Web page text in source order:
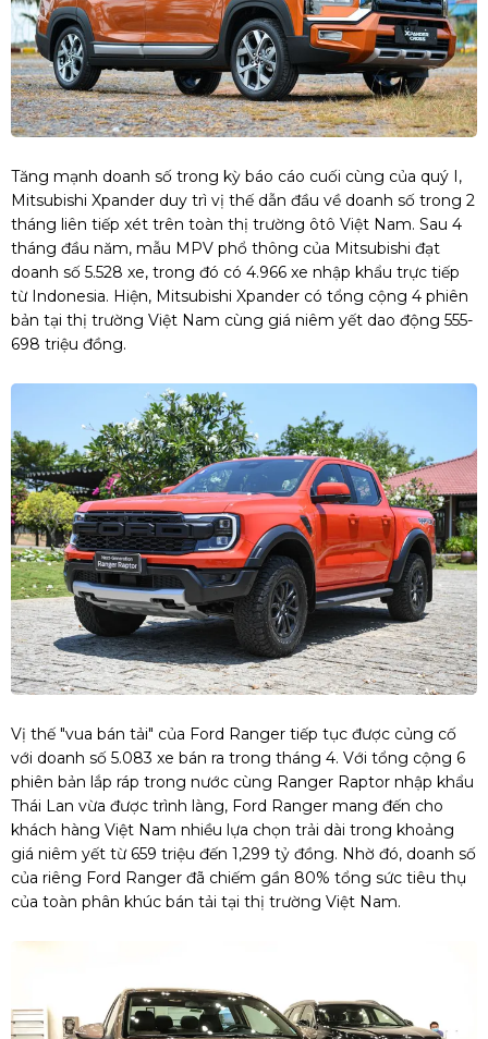
Tăng mạnh doanh số trong kỳ báo cáo cuối cùng của quý I,
Mitsubishi Xpander duy trì vị thế dẫn đầu về doanh số trong 2
tháng liên tiếp xét trên toàn thị trường ôtô Việt Nam. Sau 4
tháng đầu năm, mẫu MPV phổ thông của Mitsubishi đạt
doanh số 5.528 xe, trong đó có 4.966 xe nhập khẩu trực tiếp
từ Indonesia. Hiện, Mitsubishi Xpander có tổng cộng 4 phiên
bản tại thị trường Việt Nam cùng giá niêm yết dao động 555-
698 triệu đồng.
Vị thế "vua bán tải" của Ford Ranger tiếp tục được củng cố
với doanh số 5.083 xe bán ra trong tháng 4. Với tổng cộng 6
phiên bản lắp ráp trong nước cùng Ranger Raptor nhập khẩu
Thái Lan vừa được trình làng, Ford Ranger mang đến cho
khách hàng Việt Nam nhiều lựa chọn trải dài trong khoảng
giá niêm yết từ 659 triệu đến 1,299 tỷ đồng. Nhờ đó, doanh số
của riêng Ford Ranger đã chiếm gần 80% tổng sức tiêu thụ
của toàn phân khúc bán tải tại thị trường Việt Nam.